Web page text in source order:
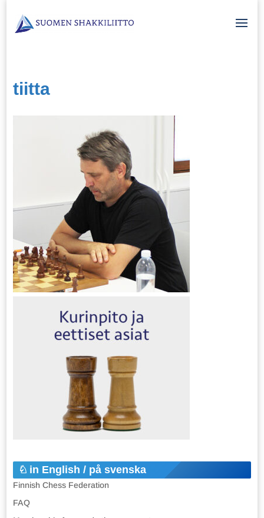
tiitta
in English / på svenska
Finnish Chess Federation
FAQ